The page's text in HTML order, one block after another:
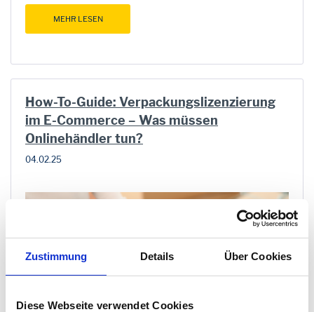
Zustimmung Details Über Cookies
Diese Webseite verwendet Cookies
MEHR LESEN
How-To-Guide: Verpackungslizenzierung
im E-Commerce – Was müssen
Onlinehändler tun?
04.02.25